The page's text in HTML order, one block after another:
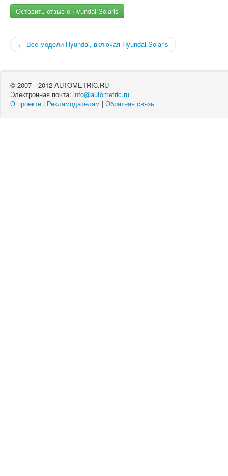
Оставить отзыв о Hyundai Solaris
← Все модели Hyundai, включая Hyundai Solaris
© 2007—2012 AUTOMETRIC.RU
Электронная почта: info@autometric.ru
О проекте | Рекламодателям | Обратная связь